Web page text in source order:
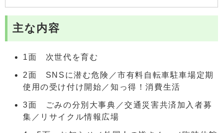
主な内容
1面 次世代を育む
2面 SNSに潜む危険／市有料自転車駐車場定期
使用の受け付け開始／知っ得！消費生活
3面 ごみの分別大事典／交通災害共済加入者募
集／リサイクル情報広場